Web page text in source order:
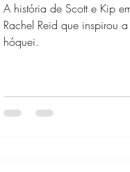
A história de Scott e Kip
Rachel Reid que inspirou
hóquei.